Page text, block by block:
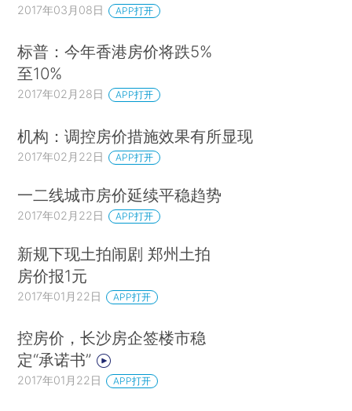
2017年03月08日 APP打开
标普：今年香港房价将跌5%
至10%
2017年02月28日 APP打开
机构：调控房价措施效果有所显现
2017年02月22日 APP打开
一二线城市房价延续平稳趋势
2017年02月22日 APP打开
新规下现土拍闹剧 郑州土拍
房价报1元
2017年01月22日 APP打开
控房价，长沙房企签楼市稳
定“承诺书”
2017年01月22日 APP打开